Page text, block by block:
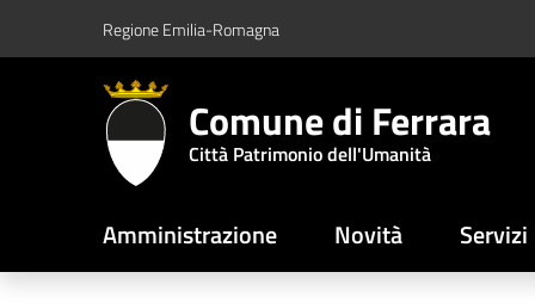
Vai al contenuto principale
Vai al footerRegione Emilia-Romagna
Comune di Ferrara
Città Patrimonio dell'Umanità
Amministrazione Novità Servizi